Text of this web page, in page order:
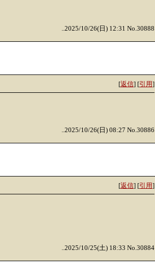
..2025/10/26(日) 12:31 No.30888
[返信] [引用]
..2025/10/26(日) 08:27 No.30886
[返信] [引用]
..2025/10/25(土) 18:33 No.30884